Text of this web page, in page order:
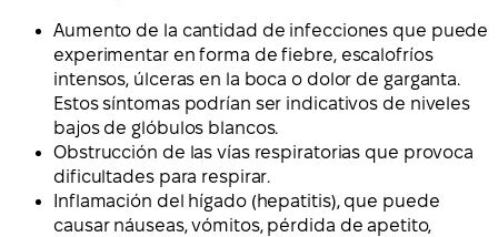
Aumento de la cantidad de infecciones que puede
experimentar en forma de fiebre, escalofríos
intensos, úlceras en la boca o dolor de garganta.
Estos síntomas podrían ser indicativos de niveles
bajos de glóbulos blancos.
Obstrucción de las vías respiratorias que provoca
dificultades para respirar.
Inflamación del hígado (hepatitis), que puede
causar náuseas, vómitos, pérdida de apetito,